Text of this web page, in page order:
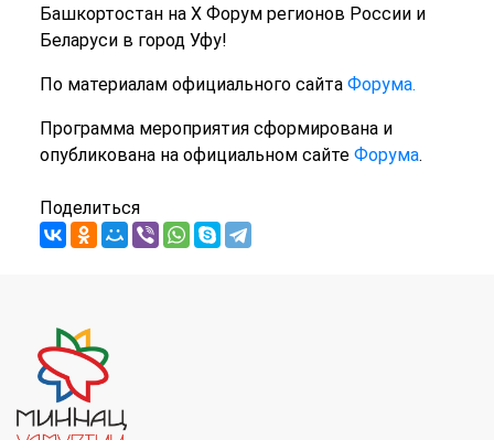
Башкортостан на X Форум регионов России и
Беларуси в город Уфу!
По материалам официального сайта Форума.
Программа мероприятия сформирована и
опубликована на официальном сайте Форума.
Поделиться